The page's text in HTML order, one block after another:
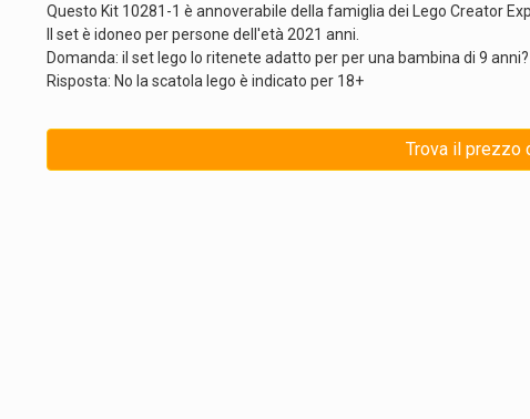
Questo Kit 10281-1 è annoverabile della famiglia dei Lego Creator
Il set è idoneo per persone dell'età 2021 anni.
Domanda: il set lego lo ritenete adatto per per una bambina di 9 anni?
Risposta: No la scatola lego è indicato per 18+
Trova il prezzo